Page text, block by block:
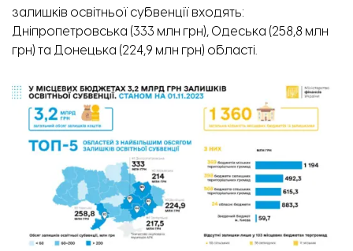
залишків освітньої субвенції входять:
Дніпропетровська (333 млн грн), Одеська (258,8 млн
грн) та Донецька (224,9 млн грн) області.